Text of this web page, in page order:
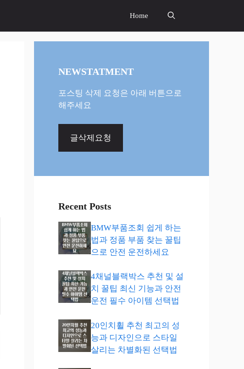
Home
NEWSTATMENT
포스팅 삭제 요청은 아래 버튼으로
해주세요
글삭제요청
Recent Posts
BMW부품조회 쉽게 하는
법과 정품 부품 찾는 꿀팁
으로 안전 운전하세요
4채널블랙박스 추천 및 설
치 꿀팁 최신 기능과 안전
운전 필수 아이템 선택법
20인치휠 추천 최고의 성
능과 디자인으로 스타일
살리는 차별화된 선택법